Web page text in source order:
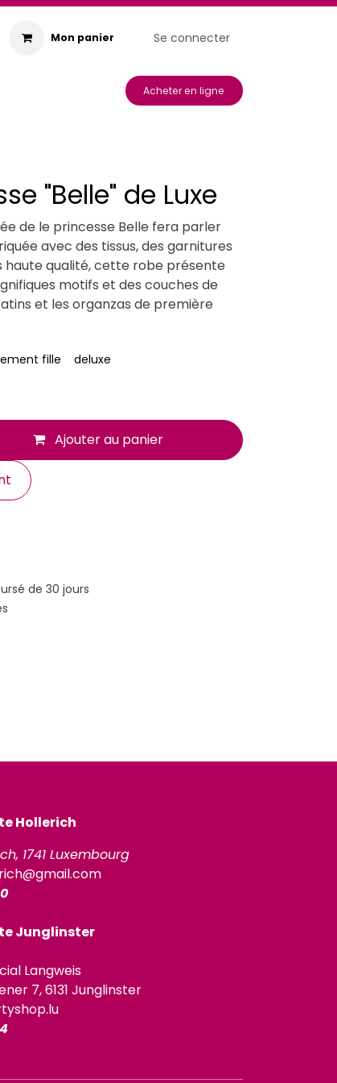
Mon panier Se connecter
Acheter en ligne
"Belle" de Luxe
de le princesse Belle fera parler
avec des tissus, des garnitures
haute qualité, cette robe présente
motifs et des couches de
et les organzas de première
fille deluxe
Ajouter au panier
de 30 jours
Hollerich
1741 Luxembourg
Junglinster
Langweis
7, 6131 Junglinster